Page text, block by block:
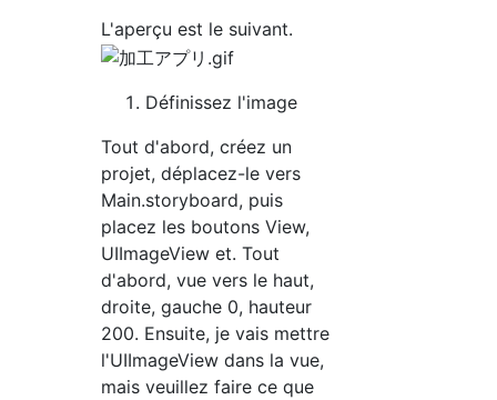
L'aperçu est le suivant.
Définissez l'image
Tout d'abord, créez un
projet, déplacez-le vers
Main.storyboard, puis
placez les boutons View,
UIImageView et. Tout
d'abord, vue vers le haut,
droite, gauche 0, hauteur
200. Ensuite, je vais mettre
l'UIImageView dans la vue,
mais veuillez faire ce que